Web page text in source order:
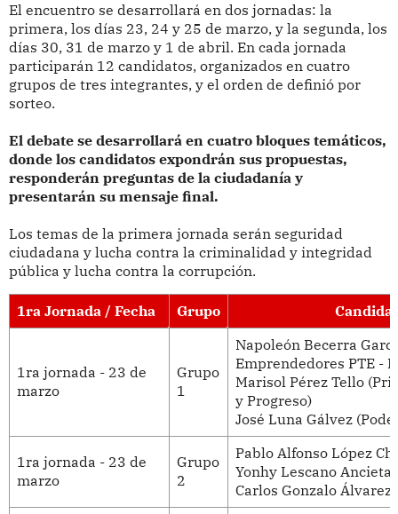
El encuentro se desarrollará en dos jornadas: la
primera, los días 23, 24 y 25 de marzo, y la segunda, los
días 30, 31 de marzo y 1 de abril. En cada jornada
participarán 12 candidatos, organizados en cuatro
grupos de tres integrantes, y el orden de definió por
sorteo.
El debate se desarrollará en cuatro bloques temáticos,
donde los candidatos expondrán sus propuestas,
responderán preguntas de la ciudadanía y
presentarán su mensaje final.
Los temas de la primera jornada serán seguridad
ciudadana y lucha contra la criminalidad y integridad
pública y lucha contra la corrupción.
1ra Jornada / Fecha Grupo
1ra jornada - 23 de
marzo
Grupo
1
Napoleón Becerra
Emprendedores PTE -
Marisol Pérez Tello
y Progreso)
José Luna Gálvez
1ra jornada - 23 de
marzo
Grupo
2
Pablo Alfonso López
Yonhy Lescano
Carlos Gonzalo Álvarez